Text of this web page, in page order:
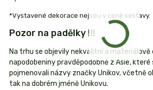
*Vystavené dekorace nejsou v ceně sestavy.
Pozor na padělky !!!
Na trhu se objevily nekvalitní a materiálově
napodobeniny pravděpodobně z Asie,
pojmenovali názvy značky Unikov, včetně
tak na dobrém jméně Unikovu.